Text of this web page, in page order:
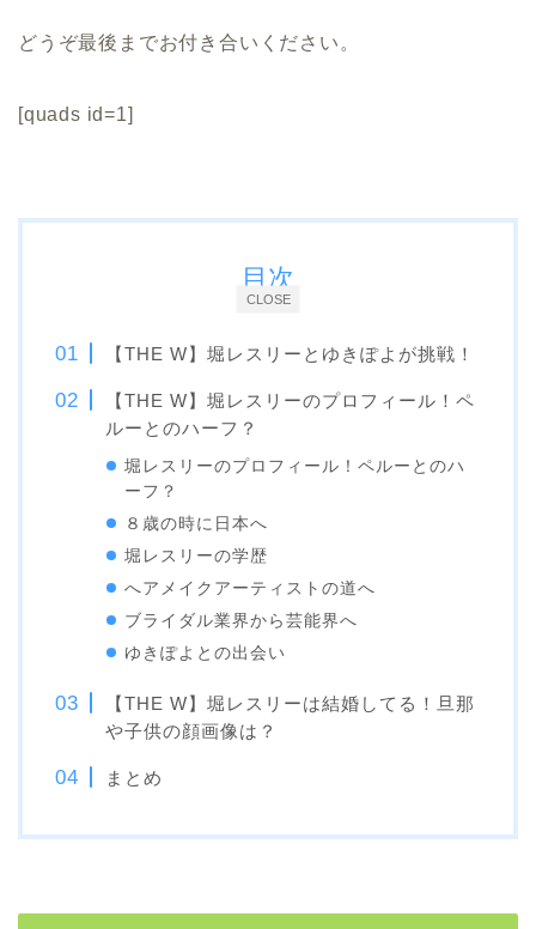
どうぞ最後までお付き合いください。
[quads id=1]
CLOSE
目次
【THE W】堀レスリーとゆきぽよが挑戦！
【THE W】堀レスリーのプロフィール！ペ
ルーとのハーフ？
堀レスリーのプロフィール！ペルーとのハ
ーフ？
８歳の時に日本へ
堀レスリーの学歴
へアメイクアーティストの道へ
ブライダル業界から芸能界へ
ゆきぽよとの出会い
【THE W】堀レスリーは結婚してる！旦那
や子供の顔画像は？
まとめ